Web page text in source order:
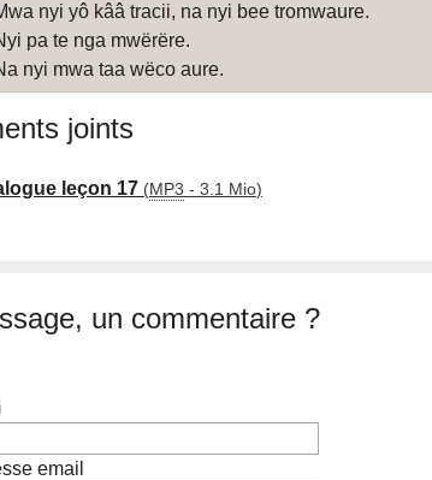
nyi yô kââ tracii, na nyi bee tromwaure.
pa te nga mwërëre.
nyi mwa taa wëco aure.
joints
leçon 17 (MP3 - 3.1 Mio)
un commentaire ?
email